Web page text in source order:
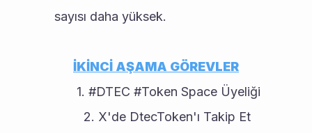
sayısı daha yüksek.
İKİNCİ AŞAMA GÖREVLER
#DTEC #Token Space Üyeliği
X'de DtecToken'ı Takip Et